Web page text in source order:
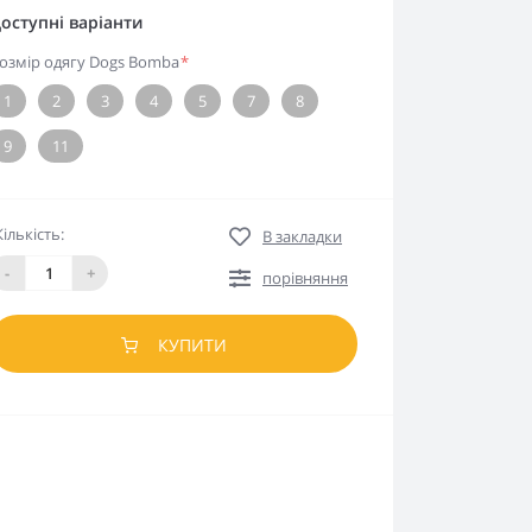
варіанти
одягу Dogs Bomba*
1
2 3 4 5 7 8
9 11
-
+
В закладки
порівняння
КУПИТИ